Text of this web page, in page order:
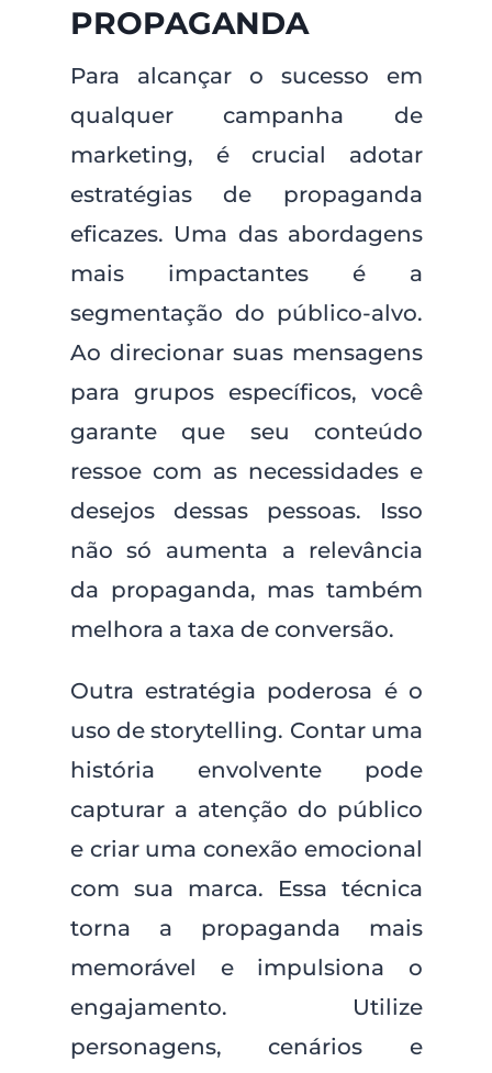
PROPAGANDA
Para alcançar o sucesso em
qualquer campanha de
marketing, é crucial adotar
estratégias de propaganda
eficazes. Uma das abordagens
mais impactantes é a
segmentação do público-alvo.
Ao direcionar suas mensagens
para grupos específicos, você
garante que seu conteúdo
ressoe com as necessidades e
desejos dessas pessoas. Isso
não só aumenta a relevância
da propaganda, mas também
melhora a taxa de conversão.
Outra estratégia poderosa é o
uso de storytelling. Contar uma
história envolvente pode
capturar a atenção do público
e criar uma conexão emocional
com sua marca. Essa técnica
torna a propaganda mais
memorável e impulsiona o
engajamento. Utilize
personagens, cenários e